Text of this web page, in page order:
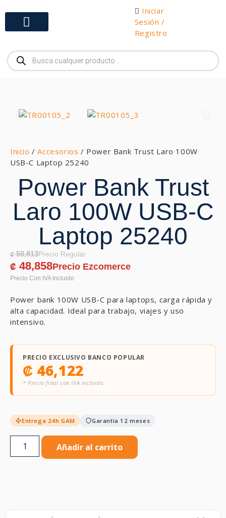
Iniciar
Sesión /
Registro
Inicio /Accesorios / Power Bank Trust Laro 100W
USB-C Laptop 25240
Power Bank Trust
Laro 100W USB-C
Laptop 25240
₡50,813
₡ 48,858
Power bank 100W USB-C para laptops, carga rápida y
alta capacidad. Ideal para trabajo, viajes y uso
intensivo.
PRECIO EXCLUSIVO BANCO POPULAR
₡ 46,122
* Precio final con IVA incluido.
Entrega 24h GAM Garantía 12 meses
Añadir al carrito